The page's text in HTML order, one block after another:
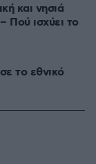
και νησιά
Πού ισχύει το
το εθνικό